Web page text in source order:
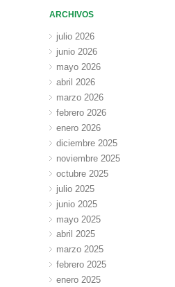
ARCHIVOS
julio 2026
junio 2026
mayo 2026
abril 2026
marzo 2026
febrero 2026
enero 2026
diciembre 2025
noviembre 2025
octubre 2025
julio 2025
junio 2025
mayo 2025
abril 2025
marzo 2025
febrero 2025
enero 2025